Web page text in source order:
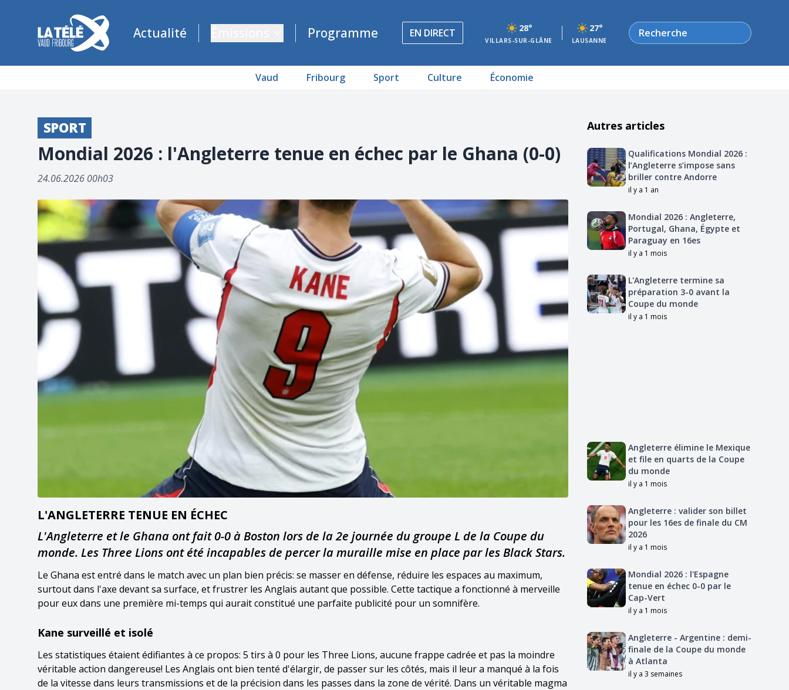
La Télé - Télévision régionale Vaud et Fribourg
Actualité Programme EN DIRECT 28°
VILLARS-SUR-GLÂNE
27°
LAUSANNE
Rechercher
Vaud Fribourg Sport Culture Économie
SPORT
Mondial 2026 : l'Angleterre tenue en échec par le Ghana (0-0)
24.06.2026 00h03
L'ANGLETERRE TENUE EN ÉCHEC
L'Angleterre et le Ghana ont fait 0-0 à Boston lors de la 2e journée du groupe L de la Coupe du
monde. Les Three Lions ont été incapables de percer la muraille mise en place par les Black Stars.
Le Ghana est entré dans le match avec un plan bien précis: se masser en défense, réduire les espaces au maximum,
surtout dans l'axe devant sa surface, et frustrer les Anglais autant que possible. Cette tactique a fonctionné à merveille
pour eux dans une première mi-temps qui aurait constitué une parfaite publicité pour un somnifère.
Kane surveillé et isolé
Les statistiques étaient édifiantes à ce propos: 5 tirs à 0 pour les Three Lions, aucune frappe cadrée et pas la moindre
véritable action dangereuse! Les Anglais ont bien tenté d'élargir, de passer sur les côtés, mais il leur a manqué à la fois
de la vitesse dans leurs transmissions et de la précision dans les passes dans la zone de vérité. Dans un véritable magma
Autres articles
Qualifications Mondial 2026 :
l’Angleterre s’impose sans
briller contre Andorre
il y a 1 an
Mondial 2026 : Angleterre,
Portugal, Ghana, Égypte et
Paraguay en 16es
il y a 1 mois
L'Angleterre termine sa
préparation 3-0 avant la
Coupe du monde
il y a 1 mois
Angleterre élimine le Mexique
et file en quarts de la Coupe
du monde
il y a 1 mois
Angleterre : valider son billet
pour les 16es de finale du CM
2026
il y a 1 mois
Mondial 2026 : l'Espagne
tenue en échec 0-0 par le
Cap-Vert
il y a 1 mois
Angleterre - Argentine : demi-
finale de la Coupe du monde
à Atlanta
il y a 3 semaines